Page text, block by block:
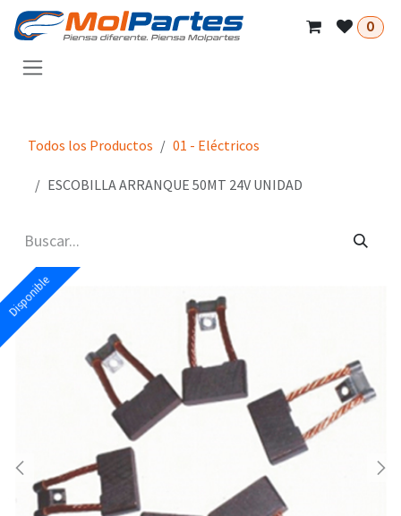
Ir al contenido
0
Todos los Productos 01 - Eléctricos
ESCOBILLA ARRANQUE 50MT 24V UNIDAD
Disponible
Disponible